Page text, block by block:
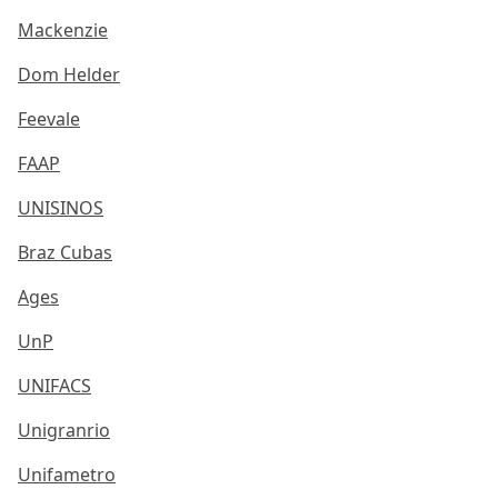
Mackenzie
Dom Helder
Feevale
FAAP
UNISINOS
Braz Cubas
Ages
UnP
UNIFACS
Unigranrio
Unifametro